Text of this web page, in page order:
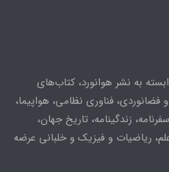
به نشر هوانورد، کتاب‌های
فناوری نظامی، هواپیما،
زندگینامه، تاریخ جهان،
ریاضیات و فیزیک و خلبانی عرضه